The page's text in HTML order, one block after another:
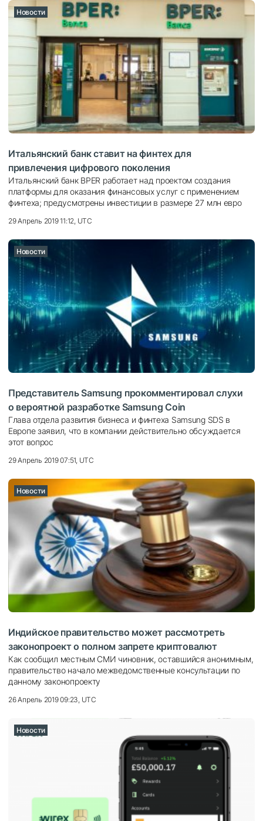
Новости
Итальянский банк ставит на финтех для
привлечения цифрового поколения
Итальянский банк BPER работает над проектом создания
платформы для оказания финансовых услуг с применением
финтеха; предусмотрены инвестиции в размере 27 млн евро
29 Апрель 2019 11:12, UTC
Новости
Представитель Samsung прокомментировал слухи
о вероятной разработке Samsung Coin
Глава отдела развития бизнеса и финтеха Samsung SDS в
Европе заявил, что в компании действительно обсуждается
этот вопрос
29 Апрель 2019 07:51, UTC
Новости
Индийское правительство может рассмотреть
законопроект о полном запрете криптовалют
Как сообщил местным СМИ чиновник, оставшийся анонимным,
правительство начало межведомственные консультации по
данному законопроекту
26 Апрель 2019 09:23, UTC
Новости